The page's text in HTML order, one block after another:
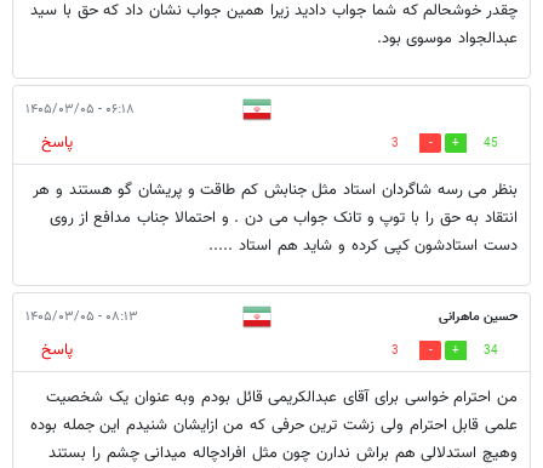
چقدر خوشحالم که شما جواب دادید زیرا همین جواب نشان داد که حق با سید
عبدالجواد موسوی بود.
۰۶:۱۸ - ۱۴۰۵/۰۳/۰۵
45
3
پاسخ
بنظر می رسه شاگردان استاد مثل جنابش کم طاقت و پریشان گو هستند و هر
انتقاد به حق را با توپ و تانک جواب می دن . و احتمالا جناب مدافع از روی
دست استادشون کپی کرده و شاید هم استاد .....
حسین ماهرانی ۰۸:۱۳ - ۱۴۰۵/۰۳/۰۵
34
3
پاسخ
من احترام خواسی برای آقای عبدالکریمی قائل بودم وبه عنوان یک شخصیت
علمی قابل احترام ولی زشت ترین حرفی که من ازایشان شنیدم این جمله بوده
وهیچ استدلالی هم براش ندارن چون مثل افرادچاله میدانی چشم را بستند